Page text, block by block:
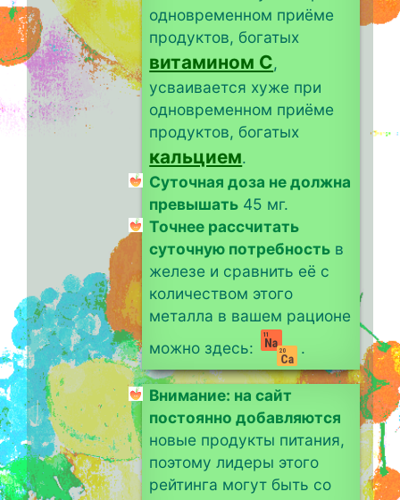
одновременном приёме
продуктов, богатых
витамином C,
усваивается хуже при
одновременном приёме
продуктов, богатых
кальцием.
Суточная доза не должна
превышать 45 мг.
Точнее рассчитать
суточную потребность в
железе и сравнить её с
количеством этого
металла в вашем рационе
можно здесь:
.
Внимание: на сайт
постоянно добавляются
новые продукты питания,
поэтому лидеры этого
рейтинга могут быть со